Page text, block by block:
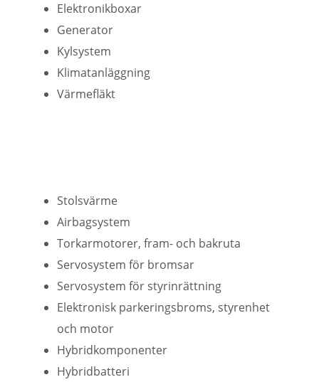
Elektronikboxar
Generator
Kylsystem
Klimatanläggning
Värmefläkt
Stolsvärme
Airbagsystem
Torkarmotorer, fram- och bakruta
Servosystem för bromsar
Servosystem för styrinrättning
Elektronisk parkeringsbroms, styrenhet
och motor
Hybridkomponenter
Hybridbatteri